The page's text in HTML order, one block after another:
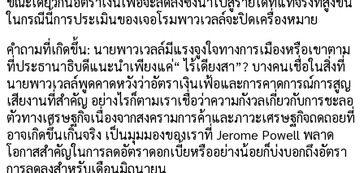
ในกรณีนี้การประเมินของเจอโรมพาวเวลล์จะปิดเครื่องหมาย
คำถามที่เกิดขึ้น: นายพาวเวลล์มีแรงจูงใจทางการเมืองหรือเขาตาม
ที่ประธานาธิบดีแนะนำเพียงแค่“ ไร้เดียงสา”? บางคนเชื่อในสิ่งที่
นายพาวเวลล์พูดคาดหวังว่าอัตราเงินเฟ้อและการคาดการณ์การสูญ
เสียงานที่สำคัญ อย่างไรก็ตามเราเชื่อว่าความกังวลเกี่ยวกับการชะลอ
ตัวทางเศรษฐกิจเนื่องจากสงครามการค้าและภาวะเศรษฐกิจถดถอยที่
อาจเกิดขึ้นเกินจริง เป็นมุมมองของเราที่ Jerome Powell พลาด
โอกาสสำคัญในการลดอัตราดอกเบี้ยหรืออย่างน้อยก็บ่งบอกถึงอัตรา
การลดลงสำหรับเดือนมิถุนายน